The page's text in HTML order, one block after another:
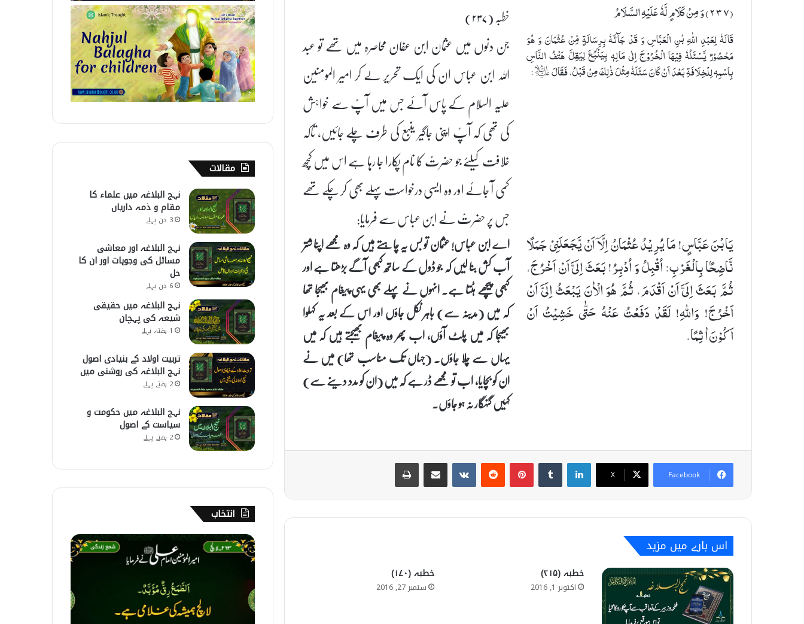
(٢٣٧) وَ مِنْ كَلَامٍ لَّهٗ عَلَیْهِ السَّلَامُ خطبہ (۲۳۷)
قَالَهٗ لِعَبْدِ اللّٰهِ بْنِ الْعَبَّاسِ وَ قَدْ جَآئَهٗ بِرِسَالَةٍ مِّنْ عُثْمَانَ وَ هُوَ
مَحْصُوْرٌ يَّسْئَلُهٗ فِيْهَا الْخُرُوْجَ اِلٰى مَالِهٖ بِيَنْۢبُعَ لِيَقِلَّ هَتْفُ النَّاسِ
بِاسْمِهٖ لِلْخِلَافَةِ بَعْدَ اَنْ كَانَ سَئَلَهٗ مِثْلَ ذٰلِكَ مِنْ قَبْلُ، فَقَالَ ؑ:
جن دنوں میں عثمان ابن عفان محاصرہ میں تھے تو عبد
اللہ ابن عباس ان کی ایک تحریر لے کر امیر المومنین
علیہ السلام کے پاس آئے جس میں آپؑ سے خواہش
کی تھی کہ آپؑ اپنی جاگیر ینبع کی طرف چلے جائیں، تاکہ
خلافت کیلئے جو حضرتؑ کا نام پکارا جا رہا ہے اس میں کچھ
کمی آ جائے اور وہ ایسی درخواست پہلے بھی کر چکے تھے
جس پر حضرتؑ نے ابن عباس سے فرمایا:
یَابْنَ عَبَّاسٍ! مَا یُرِیْدُ عُثْمَانُ اِلَّاۤ اَنْ یَّجَعَلَنِیْ جَمَلًا
نَّاضِحًۢا بِالْغَرْبِ: اُقْبِلُ وَ اُدْبِرُ! بَعَثَ اِلَیَّ اَنْ اَخْرُجَ،
ثُمَّ بَعَثَ اِلَیَّ اَنْ اَقْدَمَ، ثُمَّ هُوَ الْاٰنَ یَبْعَثُ اِلَیَّ اَنْ
اَخْرُجَ! وَاللهِ! لَقَدْ دَفَعْتُ عَنْهُ حَتّٰی خَشِیْتُ اَنْ
اَكُوْنَ اٰثِمًا.
اے ابن عباس! عثمان تو بس یہ چاہتے ہیں کہ وہ مجھے اپنا شتر
آب کش بنا لیں کہ جو ڈول کے ساتھ کبھی آگے بڑھتا ہے اور
کبھی پیچھے ہٹتا ہے۔ انہوں نے پہلے بھی یہی پیغام بھیجا تھا
کہ میں (مدینہ سے) باہر نکل جاؤں اور اس کے بعد یہ کہلوا
بھیجا کہ میں پلٹ آؤں، اب پھر وہ پیغام بھیجتے ہیں کہ میں
یہاں سے چلا جاؤں۔ (جہاں تک مناسب تھا) میں نے
ان کو بچایا، اب تو مجھے ڈر ہے کہ میں (ان کو مدد دینے سے)
کہیں گنہگار نہ ہو جاؤں۔
Facebook
X
اس بارے میں مزید
خطبہ (۲۱۵)
اکتوبر 1, 2016
خطبہ (۱۷۰)
ستمبر 27, 2016
مقالات
نہج البلاغہ میں علماء کا
مقام و ذمہ داریاں
3 دن پہلے
نہج البلاغہ اور معاشی
مسائل کی وجوہات اور ان کا
حل
6 دن پہلے
نہج البلاغہ میں حقیقی
شیعہ کی پہچان
1 ہفتہ پہلے
تربیت اولاد کے بنیادی اصول
نہج البلاغہ کی روشنی میں
2 ہفتے پہلے
نہج البلاغہ میں حکومت و
سیاست کے اصول
2 ہفتے پہلے
انتخاب
2
6
3
۔
ل
ا
ل